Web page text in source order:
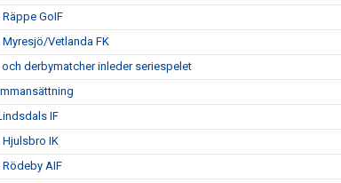
GoIF
Vetlanda FK
derbymatcher inleder seriespelet
IF
IK
AIF